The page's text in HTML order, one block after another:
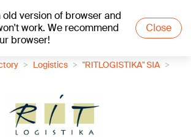
old version of browser and
work. We recommend
browser!
Close
°C
Logistics
"RITLOGISTIKA" SIA